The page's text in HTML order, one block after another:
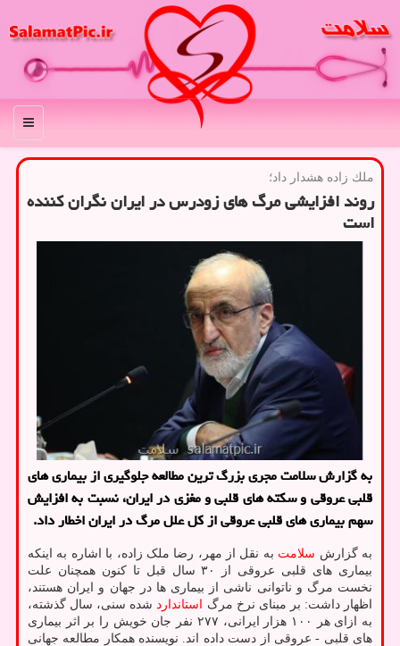
منو
ملك زاده هشدار داد؛
روند افزایشی مرگ های زودرس در ایران نگران كننده
است
به گزارش سلامت مجری بزرگ ترین مطالعه جلوگیری از بیماری های
قلبی عروقی و سکته های قلبی و مغزی در ایران، نسبت به افزایش
سهم بیماری های قلبی عروقی از کل علل مرگ در ایران اخطار داد.
به گزارش سلامت به نقل از مهر، رضا ملک زاده، با اشاره به اینکه
بیماری های قلبی عروقی از ۳۰ سال قبل تا کنون همچنان علت
نخست مرگ و ناتوانی ناشی از بیماری ها در جهان و ایران هستند،
اظهار داشت: بر مبنای نرخ مرگ استاندارد شده سنی، سال گذشته،
به ازای هر ۱۰۰ هزار ایرانی، ۲۷۷ نفر جان خویش را بر اثر بیماری
های قلبی - عروقی از دست داده اند. نویسنده همکار مطالعه جهانی